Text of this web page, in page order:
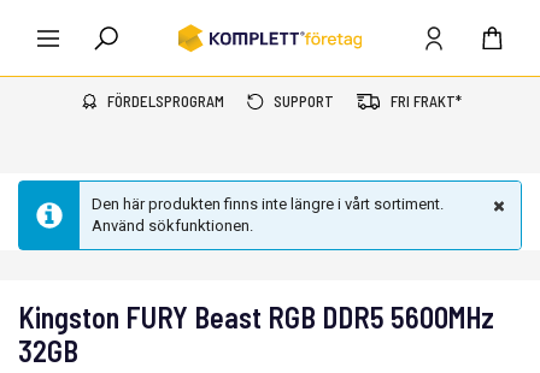
FÖRDELSPROGRAM SUPPORT FRI FRAKT*
Den här produkten finns inte längre i vårt sortiment.
Använd sökfunktionen.
Kingston FURY Beast RGB DDR5 5600MHz
32GB